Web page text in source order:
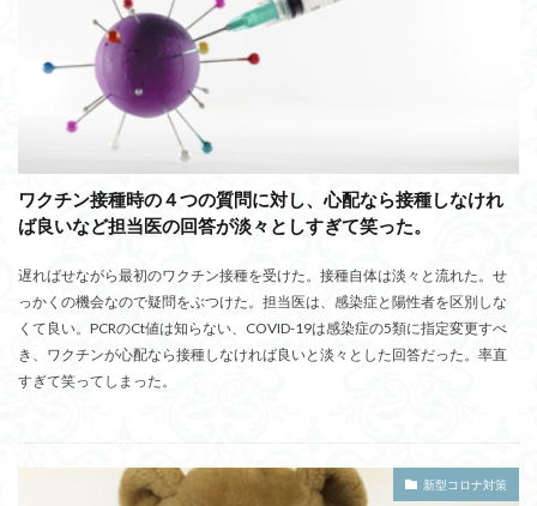
ワクチン接種時の４つの質問に対し、心配なら接種しなけれ
ば良いなど担当医の回答が淡々としすぎて笑った。
遅ればせながら最初のワクチン接種を受けた。接種自体は淡々と流れた。せ
っかくの機会なので疑問をぶつけた。担当医は、感染症と陽性者を区別しな
くて良い。PCRのCt値は知らない、COVID-19は感染症の5類に指定変更すべ
き、ワクチンが心配なら接種しなければ良いと淡々とした回答だった。率直
すぎて笑ってしまった。
新型コロナ対策